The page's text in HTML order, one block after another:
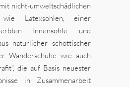
nicht-umweltschädlichen
wie Latexsohlen, einer
Innensohle und
natürlicher schottischer
Wanderschuhe wie auch
die auf Basis neuester
in Zusammenarbeit